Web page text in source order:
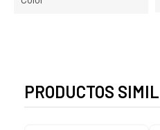
PRODUCTOS